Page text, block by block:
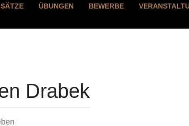
ÜBUNGEN BEWERBE
Drabek